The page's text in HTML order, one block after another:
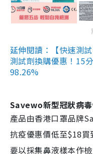
延伸閱讀：【快速測
測試劑換購優惠！15
98.26%
Savewo新型冠狀病
產品由香港口罩品牌
抗疫優惠價低至$18買
要以採集鼻液樣本作